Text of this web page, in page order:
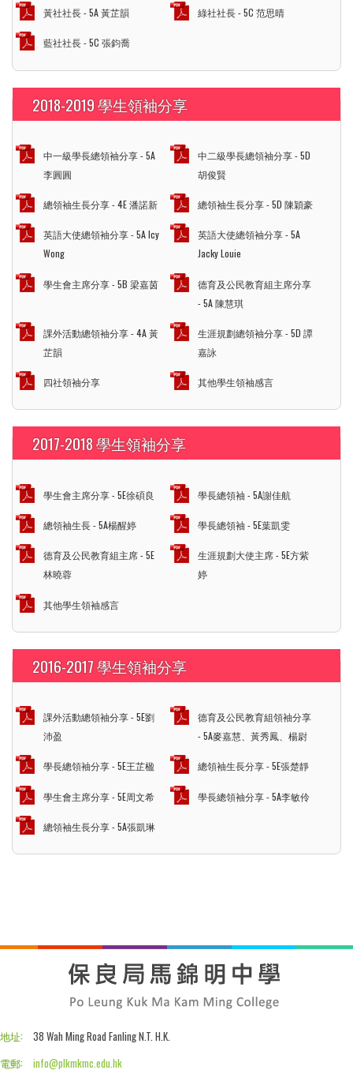
黃社社長 - 5A 黃芷韻 綠社社長 - 5C 范思晴
藍社社長 - 5C 張鈞喬
2018-2019 學生領袖分享
中一級學長總領袖分享 - 5A
李圓圓
中二級學長總領袖分享 - 5D
胡俊賢
總領袖生長分享 - 4E 潘諾新 總領袖生長分享 - 5D 陳穎豪
英語大使總領袖分享 - 5A Icy
Wong
英語大使總領袖分享 - 5A
Jacky Louie
學生會主席分享 - 5B 梁嘉茵
德育及公民教育組主席分享
- 5A 陳慧琪
課外活動總領袖分享 - 4A 黃
芷韻
生涯規劃總領袖分享 - 5D 譚
嘉詠
四社領袖分享 其他學生領袖感言
2017-2018 學生領袖分享
學生會主席分享 - 5E徐碩良 學長總領袖 - 5A謝佳航
總領袖生長 - 5A楊醒婷 學長總領袖 - 5E葉凱雯
德育及公民教育組主席 - 5E
林曉蓉
生涯規劃大使主席 - 5E方紫
婷
其他學生領袖感言
2016-2017 學生領袖分享
課外活動總領袖分享 - 5E劉
沛盈
德育及公民教育組領袖分享
- 5A麥嘉慧、黃秀鳳、楊尉
學長總領袖分享 - 5E王芷楹 總領袖生長分享 - 5E張楚靜
學生會主席分享 - 5E周文希 學長總領袖分享 - 5A李敏伶
總領袖生長分享 - 5A張凱琳
地址:
38 Wah Ming Road Fanling N.T. H.K.
電郵:
info@plkmkmc.edu.hk